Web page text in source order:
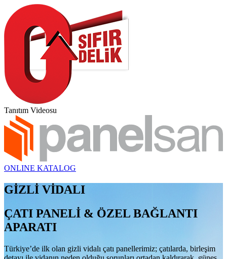
Tanıtım Videosu
ONLINE KATALOG
GİZLİ VİDALI
ÇATI PANELİ & ÖZEL BAĞLANTI
APARATI
Türkiye’de ilk olan gizli vidalı çatı panellerimiz; çatılarda, birleşim